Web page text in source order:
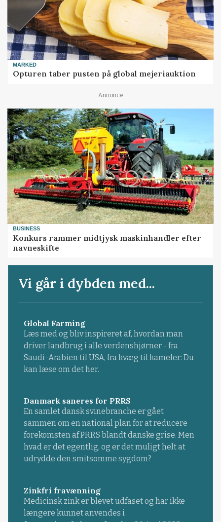
MARKED
Opturen taber pusten på global mejeriauktion
Annonce
BUSINESS
Konkurs rammer midtjysk maskinhandler efter
navneskifte
Vi går i dybden med...
Global Farming
Læs med og bliv inspireret af, hvordan man
driver landbrug i alle verdenshjørner - fra
Saudi-Arabien til USA, fra kvæg til kameler: Du
kan læse om det her.
Danmark saneres for PRRS
En samlet dansk svinebranche er gået
sammen om en national plan for at reducere
forekomsten af PRRS blandt danske grise. Men
hvad er det egentlig, og er det muligt helt at
udrydde den smitsomme sygdom?
Zinkfri fravænning
Medicinsk zink er blevet udfaset og har ikke
længere kunnet anvendes i